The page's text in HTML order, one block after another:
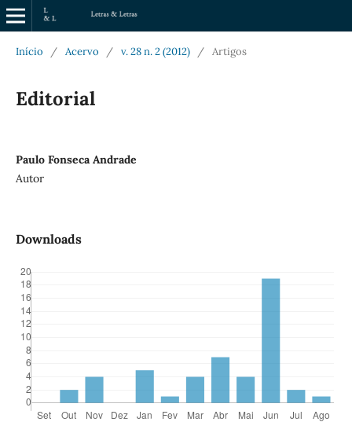
Início / Acervo / v. 28 n. 2 (2012) / Artigos
Editorial
Paulo Fonseca Andrade
Autor
Downloads